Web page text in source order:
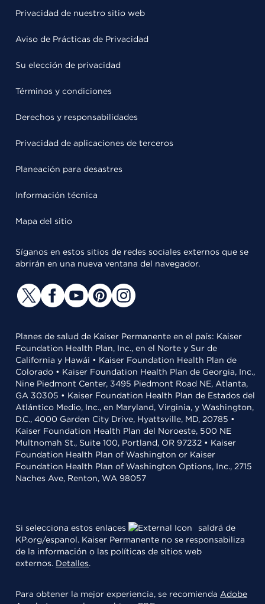
Privacidad de nuestro sitio web
Aviso de Prácticas de Privacidad
Su elección de privacidad
Términos y condiciones
Derechos y responsabilidades
Privacidad de aplicaciones de terceros
Planeación para desastres
Información técnica
Mapa del sitio
Síganos en estos sitios de redes sociales externos que se
abrirán en una nueva ventana del navegador.
Planes de salud de Kaiser Permanente en el país: Kaiser
Foundation Health Plan, Inc., en el Norte y Sur de
California y Hawái • Kaiser Foundation Health Plan de
Colorado • Kaiser Foundation Health Plan de Georgia, Inc.,
Nine Piedmont Center, 3495 Piedmont Road NE, Atlanta,
GA 30305 • Kaiser Foundation Health Plan de Estados del
Atlántico Medio, Inc., en Maryland, Virginia, y Washington,
D.C., 4000 Garden City Drive, Hyattsville, MD, 20785 •
Kaiser Foundation Health Plan del Noroeste, 500 NE
Multnomah St., Suite 100, Portland, OR 97232 • Kaiser
Foundation Health Plan of Washington or Kaiser
Foundation Health Plan of Washington Options, Inc., 2715
Naches Ave, Renton, WA 98057
Si selecciona estos enlaces
saldrá de
KP.org/espanol. Kaiser Permanente no se responsabiliza
de la información o las políticas de sitios web
externos. Detalles.
Para obtener la mejor experiencia, se recomienda Adobe